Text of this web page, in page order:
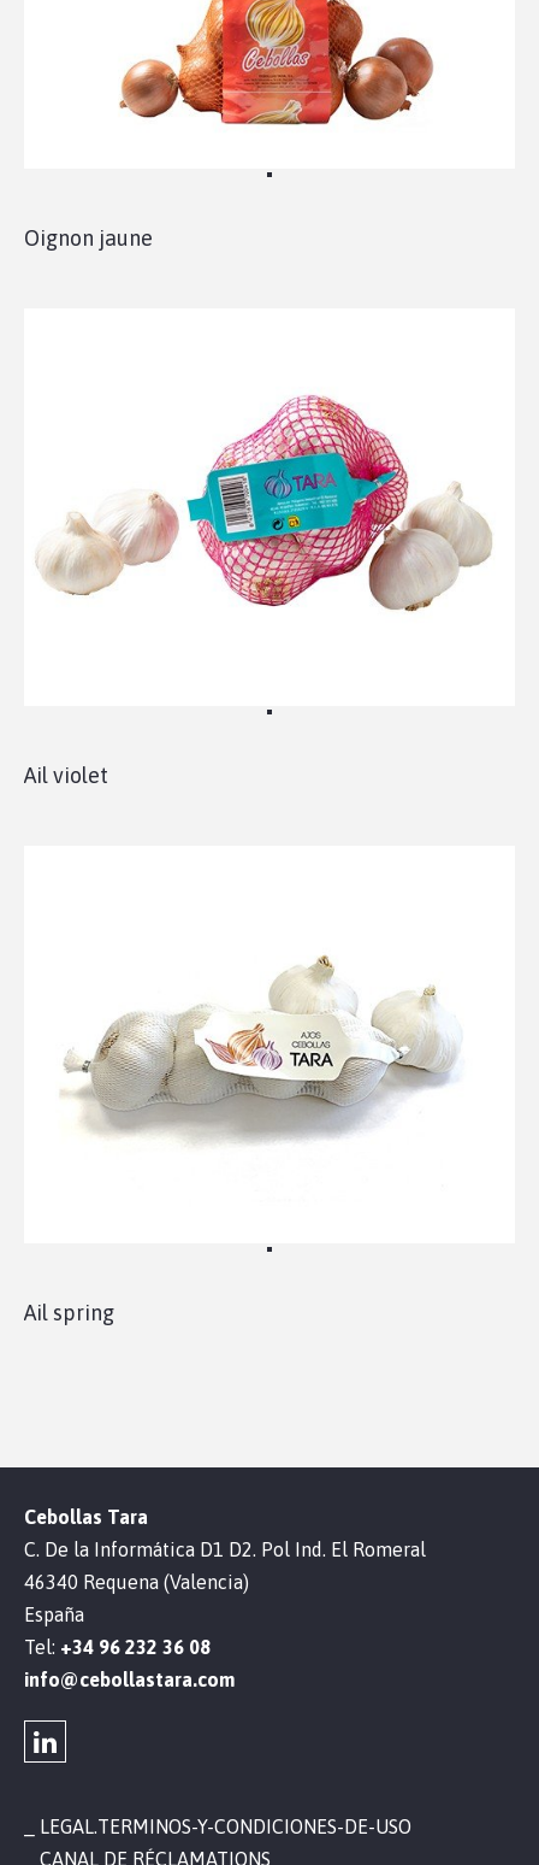
Oignon jaune
Ail violet
Ail spring
Cebollas Tara
C. De la Informática D1 D2. Pol Ind. El Romeral
46340 Requena (Valencia)
España
Tel: +34 96 232 36 08
info@cebollastara.com
LEGAL.TERMINOS-Y-CONDICIONES-DE-USO
CANAL DE RÉCLAMATIONS